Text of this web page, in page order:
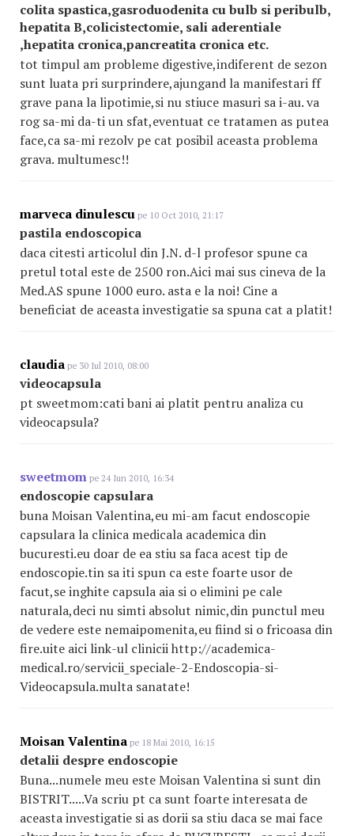
colita spastica,gasroduodenita cu bulb si peribulb,
hepatita B,colicistectomie, sali aderentiale
,hepatita cronica,pancreatita cronica etc.
tot timpul am probleme digestive,indiferent de sezon
sunt luata pri surprindere,ajungand la manifestari ff
grave pana la lipotimie,si nu stiuce masuri sa i-au. va
rog sa-mi da-ti un sfat,eventuat ce tratamen as putea
face,ca sa-mi rezolv pe cat posibil aceasta problema
grava. multumesc!!
marveca dinulescu pe 10 Oct 2010, 21:17
pastila endoscopica
daca citesti articolul din J.N. d-l profesor spune ca
pretul total este de 2500 ron.Aici mai sus cineva de la
Med.AS spune 1000 euro. asta e la noi! Cine a
beneficiat de aceasta investigatie sa spuna cat a platit!
claudia pe 30 Iul 2010, 08:00
videocapsula
pt sweetmom:cati bani ai platit pentru analiza cu
videocapsula?
sweetmom pe 24 Iun 2010, 16:34
endoscopie capsulara
buna Moisan Valentina,eu mi-am facut endoscopie
capsulara la clinica medicala academica din
bucuresti.eu doar de ea stiu sa faca acest tip de
endoscopie.tin sa iti spun ca este foarte usor de
facut,se inghite capsula aia si o elimini pe cale
naturala,deci nu simti absolut nimic,din punctul meu
de vedere este nemaipomenita,eu fiind si o fricoasa din
fire.uite aici link-ul clinicii http://academica-
medical.ro/servicii_speciale-2-Endoscopia-si-
Videocapsula.multa sanatate!
Moisan Valentina pe 18 Mai 2010, 16:15
detalii despre endoscopie
Buna...numele meu este Moisan Valentina si sunt din
BISTRIT.....Va scriu pt ca sunt foarte interesata de
aceasta investigatie si as dorii sa stiu daca se mai face